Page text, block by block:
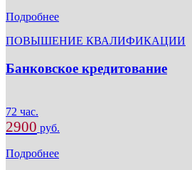
Подробнее
ПОВЫШЕНИЕ КВАЛИФИКАЦИИ
Банковское кредитование
72 час.
2900 руб.
Подробнее